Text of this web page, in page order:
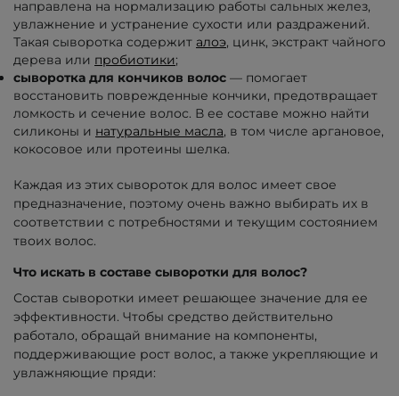
направлена на нормализацию работы сальных желез,
увлажнение и устранение сухости или раздражений.
Такая сыворотка содержит алоэ, цинк, экстракт чайного
дерева или пробиотики;
сыворотка для кончиков волос — помогает
восстановить поврежденные кончики, предотвращает
ломкость и сечение волос. В ее составе можно найти
силиконы и натуральные масла, в том числе аргановое,
кокосовое или протеины шелка.
Каждая из этих сывороток для волос имеет свое
предназначение, поэтому очень важно выбирать их в
соответствии с потребностями и текущим состоянием
твоих волос.
Что искать в составе сыворотки для волос?
Состав сыворотки имеет решающее значение для ее
эффективности. Чтобы средство действительно
работало, обращай внимание на компоненты,
поддерживающие рост волос, а также укрепляющие и
увлажняющие пряди: